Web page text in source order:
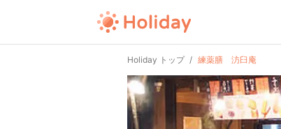
Holiday トップ 練薬膳 汸臼庵